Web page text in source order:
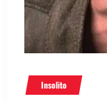
Insolito